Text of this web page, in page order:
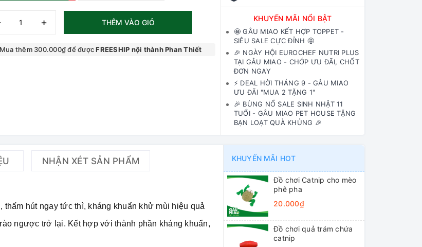
+ THÊM VÀO GIỎ
Mua thêm 300.000₫ để đượcFREESHIP nội thành Phan Thiết
KHUYẾN MÃI NỔI BẬT
🤩 GÂU MIAO KẾT HỢP TOPPET -
SIÊU SALE CỰC ĐỈNH 🤩
🎉 NGÀY HỘI EUROCHEF NUTRI PLUS
TẠI GÂU MIAO - CHỚP ƯU ĐÃI, CHỐT
ĐƠN NGAY
⚡️ DEAL HỜI THÁNG 9 - GÂU MIAO
ƯU ĐÃI "MUA 2 TẶNG 1"
🎉 BÙNG NỔ SALE SINH NHẬT 11
TUỔI - GÂU MIAO PET HOUSE TẶNG
BẠN LOẠT QUÀ KHỦNG 🎉
NHẬN XÉT SẢN PHẨM
hút ngay tức thì, kháng khuẩn khử mùi hiệu quả
ngược trở lại. Kết hợp với thành phần kháng khuẩn,
KHUYẾN MÃI HOT
Đồ chơi Catnip cho mèo
phê pha
20.000₫
Đồ chơi quả trám chứa
catnip